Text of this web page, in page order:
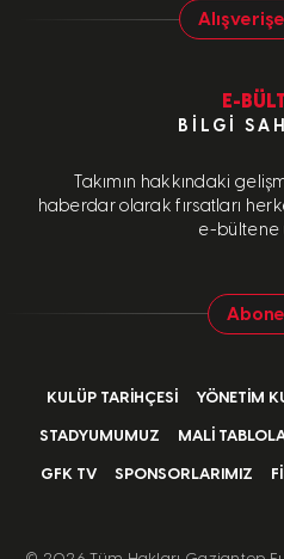
E-
BILGI
Takımın hakkındaki
haberdar olarak fırsatları
e-bültene
Abone
KULÜP TARIHÇESI YÖNETIM
STADYUMUMUZ MALI
GFK TV SPONSORLARIMIZ